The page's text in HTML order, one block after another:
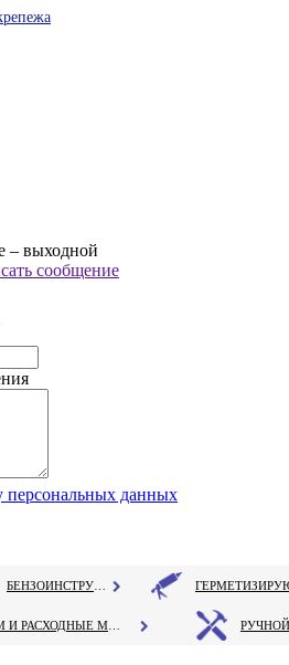
– выходной
сообщение
персональных данных